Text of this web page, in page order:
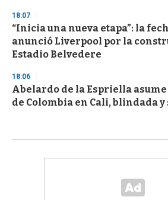
18:07
“Inicia una nueva etapa”: la
anunció Liverpool por la
Estadio Belvedere
18:06
Abelardo de la Espriella
de Colombia en Cali, blindada